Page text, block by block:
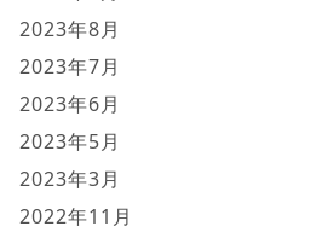
2023年8月
2023年7月
2023年6月
2023年5月
2023年3月
2022年11月